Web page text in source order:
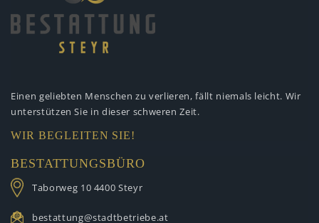
Einen geliebten Menschen zu verlieren, fällt niemals leicht. Wir
unterstützen Sie in dieser schweren Zeit.
WIR BEGLEITEN SIE!
BESTATTUNGSBÜRO
Taborweg 10 4400 Steyr
bestattung@stadtbetriebe.at